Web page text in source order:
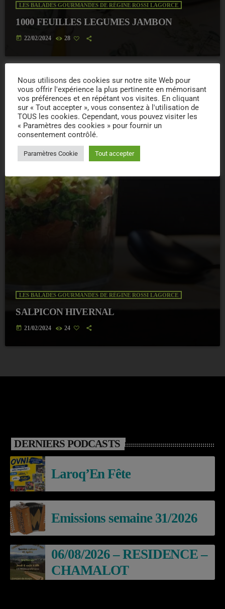
LES BALADES GOURMANDES DE RÉGINE ROSSI LAGORCE
1000 FEUILLES LEGUMES JAMBON
today 22/02/2024 28
insert_link
LES BALADES GOURMANDES DE RÉGINE ROSSI LAGORCE
SALPICON HIVERNAL
today 21/02/2024 24
DERNIERS PODCASTS
Laroq’En Fête
Emissions semaine 31/2026
06/08/2026 – RESIDENCE –
CHAMALOT
Nous utilisons des cookies sur notre site Web pour
vous offrir l'expérience la plus pertinente en mémorisant
vos préférences et en répétant vos visites. En cliquant
sur « Tout accepter », vous consentez à l'utilisation de
TOUS les cookies. Cependant, vous pouvez visiter les
« Paramètres des cookies » pour fournir un
consentement contrôlé.
Paramètres Cookie Tout accepter